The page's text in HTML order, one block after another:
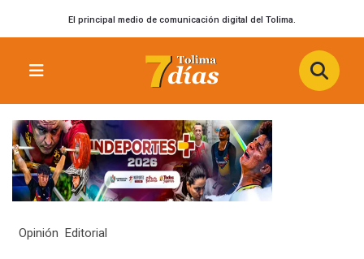
El principal medio de comunicación digital del Tolima.
Opinión Editorial